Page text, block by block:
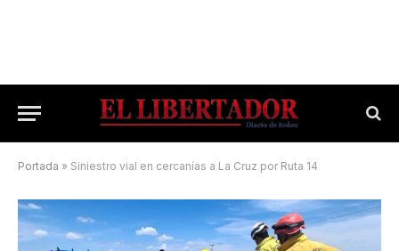
Portada » Siniestro vial en cercanías a La Cruz por Ruta 14